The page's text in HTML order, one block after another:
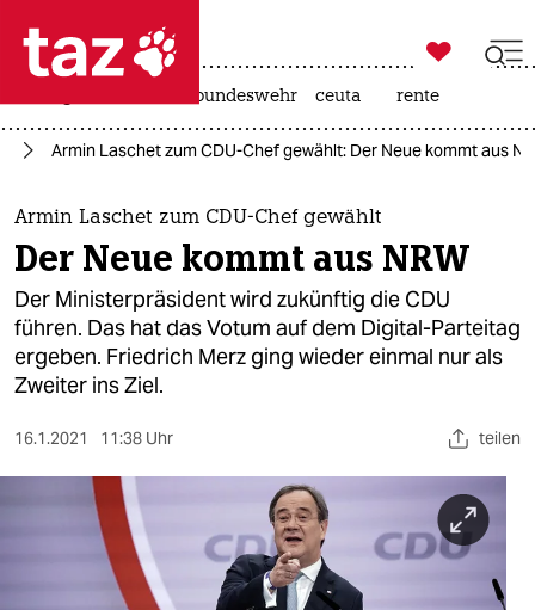
 taz zahl ich
taz zahl ich
themen
politik
öko
gesellschaft
kultur
sport

taz zahl ich
bundeswehr ceuta rente
Armin Laschet zum CDU-Chef gewählt: Der Neue kommt aus
Armin Laschet zum CDU-Chef gewählt
Der Neue kommt aus NRW
Der Ministerpräsident wird zukünftig die CDU
führen. Das hat das Votum auf dem Digital-Parteitag
ergeben. Friedrich Merz ging wieder einmal nur als
Zweiter ins Ziel.
16.1.2021 11:38 Uhr teilen